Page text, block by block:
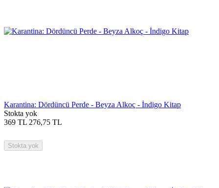
Karantina: Dördüncü Perde - Beyza Alkoç - İndigo Kitap
Stokta yok
369 TL 276,75 TL
Stokta yok